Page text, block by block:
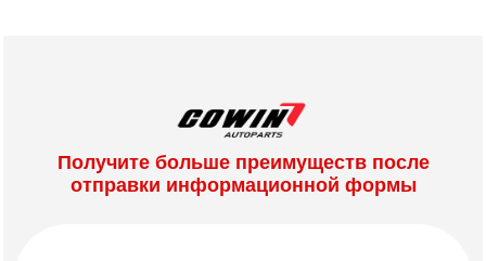
Получите больше преимуществ после
отправки информационной формы